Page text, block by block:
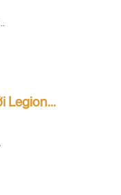
Legion...